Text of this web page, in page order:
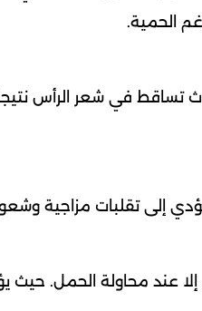
الحمية.
في شعر الرأس نتيجة
يؤدي إلى تقلبات مزاجية
عند محاولة الحمل. حيث